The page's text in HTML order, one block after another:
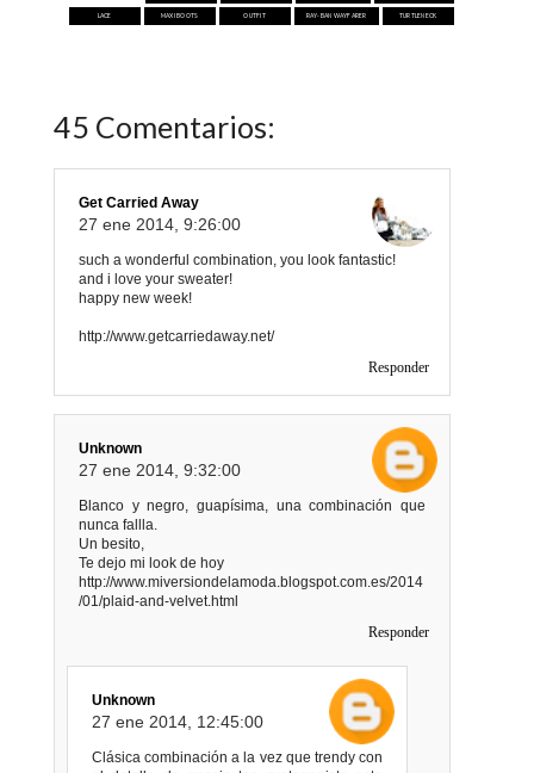
LACE MAXI BOOTS OUTFIT RAY-BAN WAYFARER TURTLENECK
45 Comentarios:
Get Carried Away
27 ene 2014, 9:26:00
such a wonderful combination, you look fantastic!
and i love your sweater!
happy new week!
http://www.getcarriedaway.net/
Responder
Unknown
27 ene 2014, 9:32:00
Blanco y negro, guapísima, una combinación que
nunca fallla.
Un besito,
Te dejo mi look de hoy
http://www.miversiondelamoda.blogspot.com.es/2014
/01/plaid-and-velvet.html
Responder
Unknown
27 ene 2014, 12:45:00
Clásica combinación a la vez que trendy con